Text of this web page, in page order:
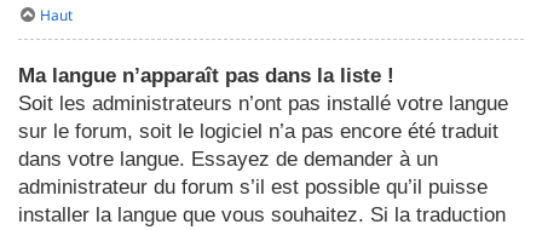
Haut
Ma langue n’apparaît pas dans la liste !
Soit les administrateurs n’ont pas installé votre langue
sur le forum, soit le logiciel n’a pas encore été traduit
dans votre langue. Essayez de demander à un
administrateur du forum s’il est possible qu’il puisse
installer la langue que vous souhaitez. Si la traduction